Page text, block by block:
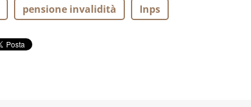
pensione invalidità Inps